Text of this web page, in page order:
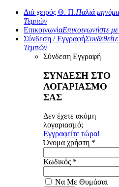
Διά χειρός Θ. Π.Παλιά
Τεμπών
ΕπικοινωνίαΕπικοινωνήστε
Σύνδεση / Εγγραφή
Τεμπών
Σύνδεση Εγγραφή
ΣΥΝΔΕΣΗ ΣΤΟ
ΛΟΓΑΡΙΑΣΜΟ
ΣΑΣ
Δεν έχετε ακόμη
λογαριασμό;
Εγγραφείτε τώρα!
Όνομα χρήστη *
Κωδικός *
Να Με Θυμάσαι